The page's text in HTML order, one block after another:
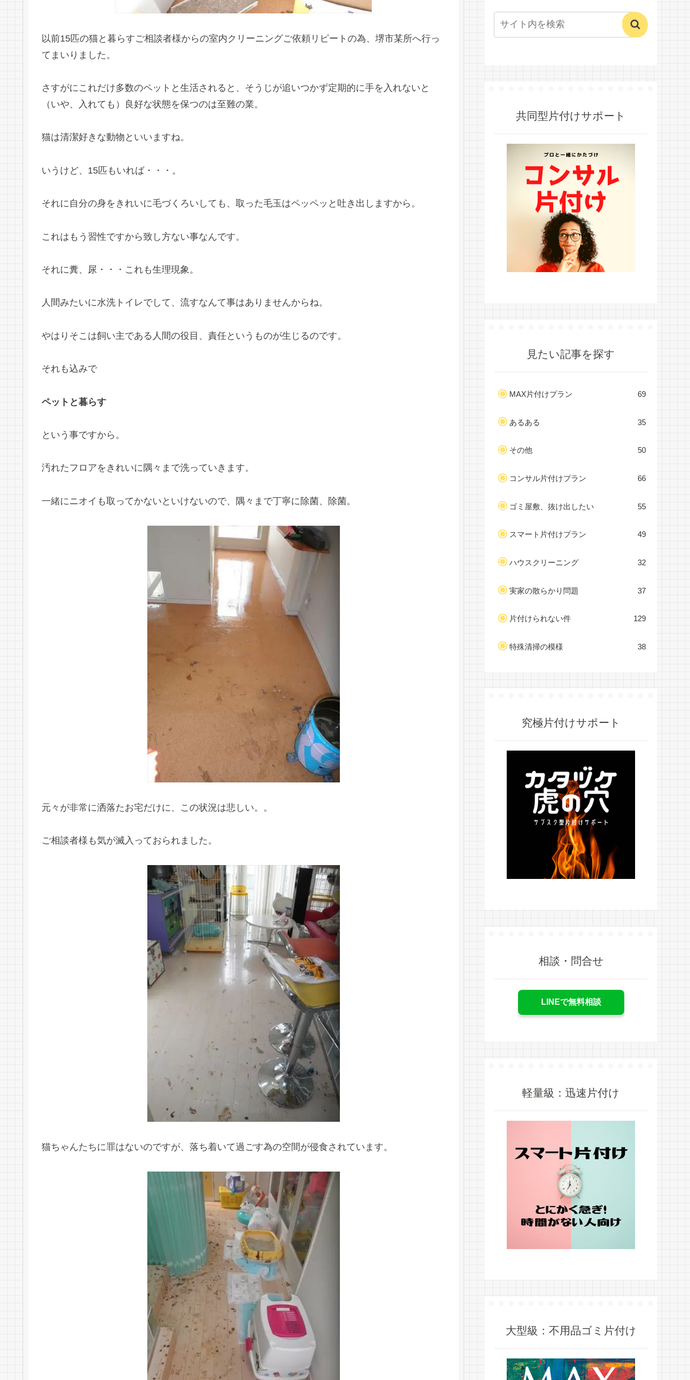
以前15匹の猫と暮らすご相談者様からの室内クリーニングご依頼リピートの為、堺市某所へ行っ
てまいりました。
さすがにこれだけ多数のペットと生活されると、そうじが追いつかず定期的に手を入れないと
（いや、入れても）良好な状態を保つのは至難の業。
猫は清潔好きな動物といいますね。
いうけど、15匹もいれば・・・。
それに自分の身をきれいに毛づくろいしても、取った毛玉はペッペッと吐き出しますから。
これはもう習性ですから致し方ない事なんです。
それに糞、尿・・・これも生理現象。
人間みたいに水洗トイレでして、流すなんて事はありませんからね。
やはりそこは飼い主である人間の役目、責任というものが生じるのです。
それも込みで
ペットと暮らす
という事ですから。
汚れたフロアをきれいに隅々まで洗っていきます。
一緒にニオイも取ってかないといけないので、隅々まで丁寧に除菌、除菌。
元々が非常に洒落たお宅だけに、この状況は悲しい。。
ご相談者様も気が滅入っておられました。
猫ちゃんたちに罪はないのですが、落ち着いて過ごす為の空間が侵食されています。
共同型片付けサポート
見たい記事を探す
MAX片付けプラン 69
あるある 35
その他 50
コンサル片付けプラン 66
ゴミ屋敷、抜け出したい 55
スマート片付けプラン 49
ハウスクリーニング 32
実家の散らかり問題 37
片付けられない件 129
特殊清掃の模様 38
究極片付けサポート
相談・問合せ
LINEで無料相談
軽量級：迅速片付け
大型級：不用品ゴミ片付け